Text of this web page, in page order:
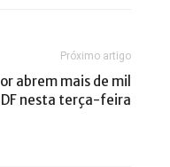
Próximo artigo
abrem mais de mil
nesta terça-feira